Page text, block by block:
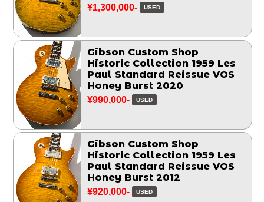
¥1,300,000- USED
Gibson Custom Shop
Historic Collection 1959 Les
Paul Standard Reissue VOS
Honey Burst 2020
¥990,000- USED
Gibson Custom Shop
Historic Collection 1959 Les
Paul Standard Reissue VOS
Honey Burst 2012
¥920,000- USED